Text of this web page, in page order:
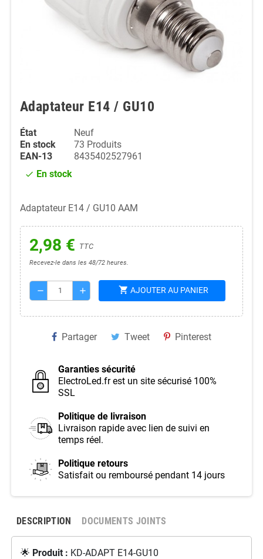
Adaptateur E14 / GU10
État
Neuf
En stock
73 Produits
EAN-13
8435402527961
check En stock
Adaptateur E14 / GU10 AAM
2,98 € TTC
Recevez-le dans les 48/72 heures.
remove add shopping_cart AJOUTER AU PANIER
Partager Tweet Pinterest
Garanties sécurité
ElectroLed.fr est un site sécurisé 100%
SSL
Politique de livraison
Livraison rapide avec lien de suivi en
temps réel.
Politique retours
Satisfait ou remboursé pendant 14 jours
DESCRIPTION DOCUMENTS JOINTS
🌟 Produit : KD-ADAPT E14-GU10